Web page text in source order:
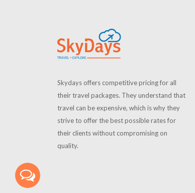
Skydays offers competitive pricing for all
their travel packages. They understand that
travel can be expensive, which is why they
strive to offer the best possible rates for
their clients without compromising on
quality.